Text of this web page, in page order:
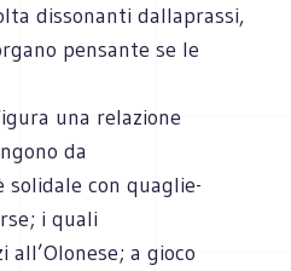
dissonanti dallaprassi,
pensante se le
una relazione
da
solidale con quaglie-
i quali
a gioco